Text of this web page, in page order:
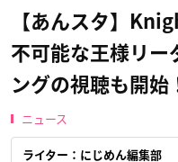
【あんスタ】
不可能な王様リー
ングの視聴も開始
ニュース
ライター：にじめん編集部